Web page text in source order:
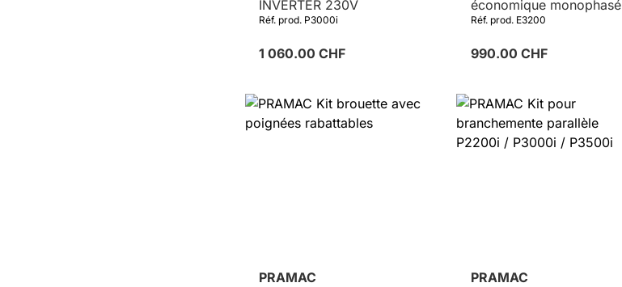
INVERTER 230V
Réf. prod. P3000i
1 060.00 CHF
économique monophasé
Réf. prod. E3200
990.00 CHF
PRAMAC
PRAMAC